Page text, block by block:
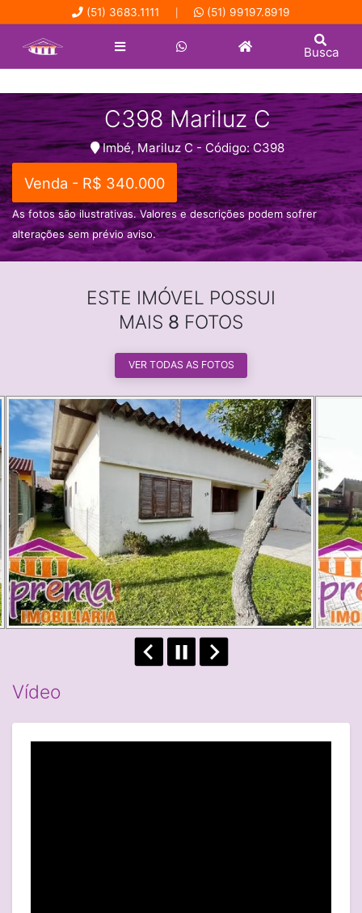
(51) 3683.1111 (51) 99197.8919
Busca
C398 Mariluz C
Imbé, Mariluz C - Código: C398
Venda - R$ 340.000
As fotos são ilustrativas. Valores e descrições podem sofrer
alterações sem prévio aviso.
ESTE IMÓVEL POSSUI
MAIS 8 FOTOS
VER TODAS AS FOTOS
Vídeo